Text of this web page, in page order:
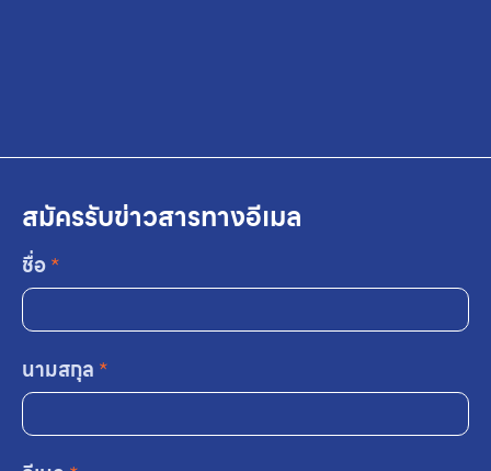
สมัครรับข่าวสารทางอีเมล
ชื่อ*
นามสกุล *